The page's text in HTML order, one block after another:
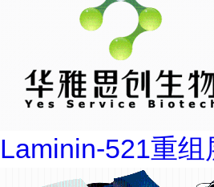
Laminin-521重组